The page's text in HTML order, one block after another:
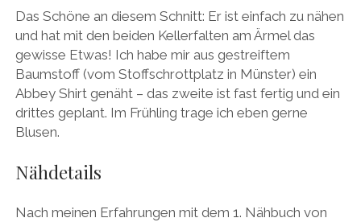
Das Schöne an diesem Schnitt: Er ist einfach zu nähen
und hat mit den beiden Kellerfalten am Ärmel das
gewisse Etwas! Ich habe mir aus gestreiftem
Baumstoff (vom Stoffschrottplatz in Münster) ein
Abbey Shirt genäht – das zweite ist fast fertig und ein
drittes geplant. Im Frühling trage ich eben gerne
Blusen.
Nähdetails
Nach meinen Erfahrungen mit dem 1. Nähbuch von